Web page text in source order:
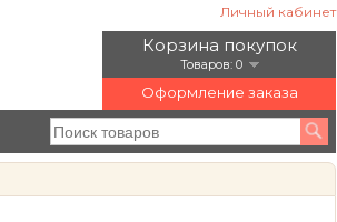
Личный кабинет
Корзина покупок
Товаров: 0
Оформление заказа